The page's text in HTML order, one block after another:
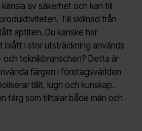
av säkerhet och kan till
Till skillnad från
aptiten. Du kanske har
blått i stor utsträckning används
och teknikbranschen? Detta är
färgen i företagsvärlden
tillit, lugn och kunskap.
färg som tilltalar både män och